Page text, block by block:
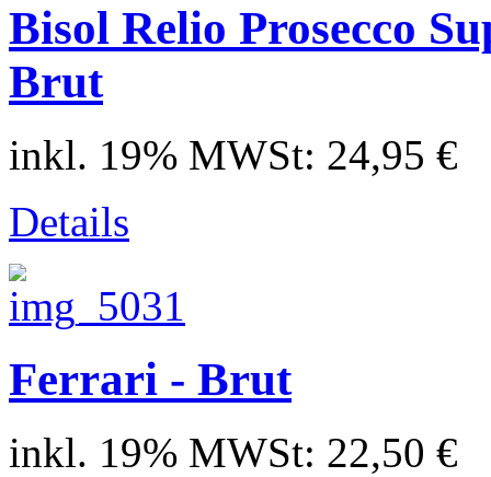
Bisol Relio Prosecco
Brut
inkl. 19% MWSt: 24,95 €
Details
Ferrari - Brut
inkl. 19% MWSt: 22,50 €